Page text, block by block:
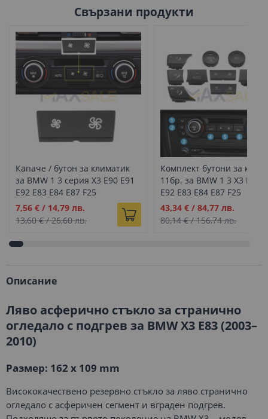
Свързани продукти
Капаче / бутон за климатик
за BMW 1 3 серия X3 E90 E91
E92 E83 E84 E87 F25
Промо
цена
7,56 € / 14,79 лв.
13,60 €/26,60 лв.
Комплект бутони за
11бр. за BMW 1 3 X3 E90
E92 E83 E84 E87 F25
Промо
цена
43,34 €/ 84,77 лв.
80,14 €/156,74 лв.
Описание
Ляво асферично стъкло за странично
огледало с подгрев за BMW X3 E83 (2003–
2010)
Размер: 162 x 109 mm
Висококачествено резервно стъкло за ляво странично
огледало с асферичен сегмент и вграден подгрев.